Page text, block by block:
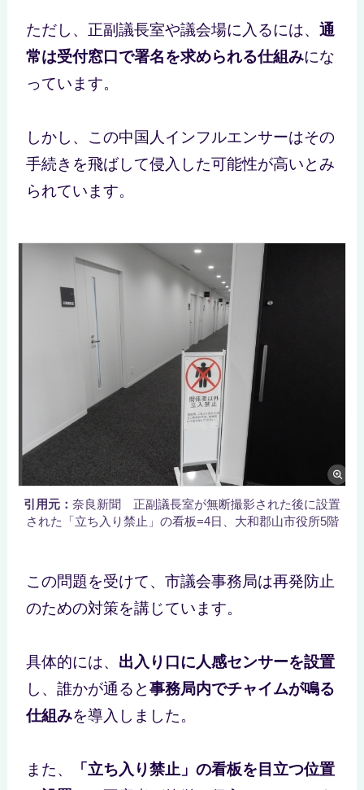
ただし、正副議長室や議会場に入るには、 通
常は受付窓口で署名を求められる仕組みにな
っています。
しかし、この中国人インフルエンサーはその
手続きを飛ばして侵入した可能性が高いとみ
られています。
引用元： 奈良新聞 正副議長室が無断撮影された後に設置
された「立ち入り禁止」の看板=4日、大和郡山市役所5階
この問題を受けて、市議会事務局は再発防止
のための対策を講じています。
具体的には、 出入り口に人感センサーを設置
し、誰かが通ると事務局内でチャイムが鳴る
仕組みを導入しました。
また、
「立ち入り禁止」の看板を目立つ位置